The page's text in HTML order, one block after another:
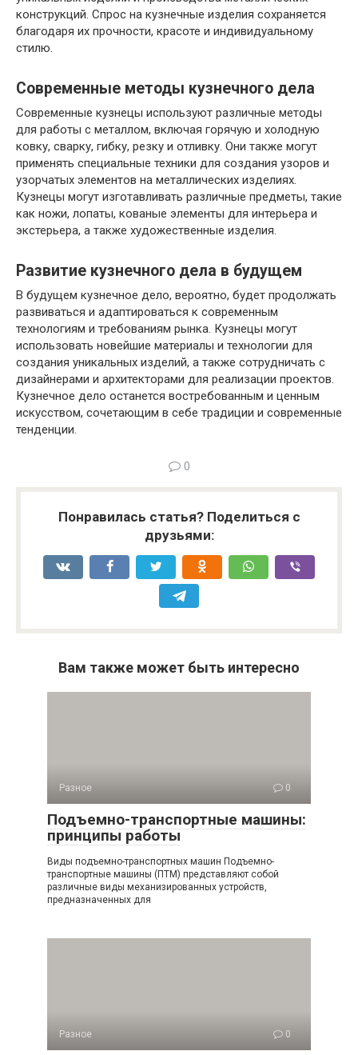
конструкций. Спрос на кузнечные изделия сохраняется
благодаря их прочности, красоте и индивидуальному
стилю.
Современные методы кузнечного дела
Современные кузнецы используют различные методы
для работы с металлом, включая горячую и холодную
ковку, сварку, гибку, резку и отливку. Они также могут
применять специальные техники для создания узоров и
узорчатых элементов на металлических изделиях.
Кузнецы могут изготавливать различные предметы, такие
как ножи, лопаты, кованые элементы для интерьера и
экстерьера, а также художественные изделия.
Развитие кузнечного дела в будущем
В будущем кузнечное дело, вероятно, будет продолжать
развиваться и адаптироваться к современным
технологиям и требованиям рынка. Кузнецы могут
использовать новейшие материалы и технологии для
создания уникальных изделий, а также сотрудничать с
дизайнерами и архитекторами для реализации проектов.
Кузнечное дело останется востребованным и ценным
искусством, сочетающим в себе традиции и современные
тенденции.
0
Понравилась статья? Поделиться с
друзьями:
Вам также может быть интересно
Разное 0
Подъемно-транспортные машины:
принципы работы
Виды подъемно-транспортных машин Подъемно-
транспортные машины (ПТМ) представляют собой
различные виды механизированных устройств,
предназначенных для
Разное 0